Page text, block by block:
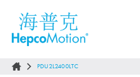
PDU2L2400LTC